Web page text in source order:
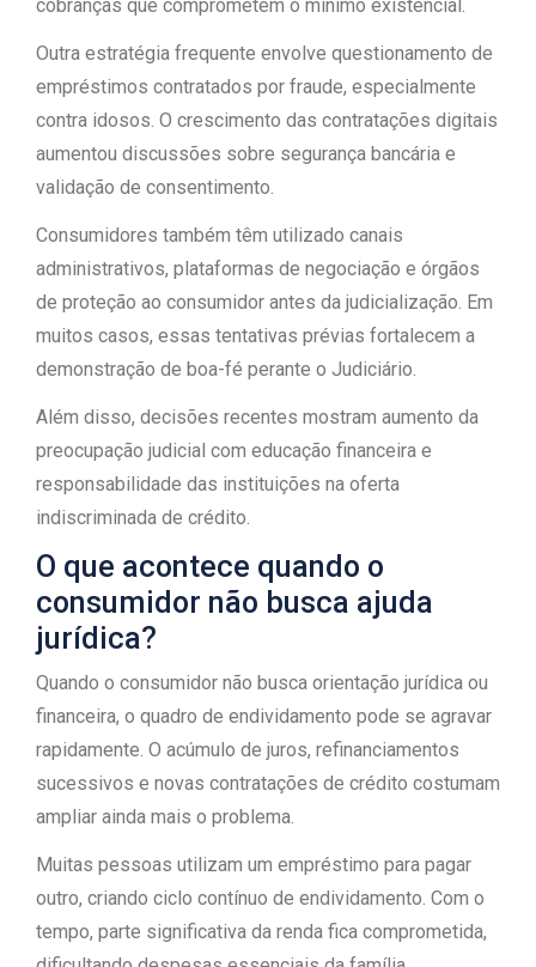
cobranças que comprometem o mínimo existencial.
Outra estratégia frequente envolve questionamento de
empréstimos contratados por fraude, especialmente
contra idosos. O crescimento das contratações digitais
aumentou discussões sobre segurança bancária e
validação de consentimento.
Consumidores também têm utilizado canais
administrativos, plataformas de negociação e órgãos
de proteção ao consumidor antes da judicialização. Em
muitos casos, essas tentativas prévias fortalecem a
demonstração de boa-fé perante o Judiciário.
Além disso, decisões recentes mostram aumento da
preocupação judicial com educação financeira e
responsabilidade das instituições na oferta
indiscriminada de crédito.
O que acontece quando o
consumidor não busca ajuda
jurídica?
Quando o consumidor não busca orientação jurídica ou
financeira, o quadro de endividamento pode se agravar
rapidamente. O acúmulo de juros, refinanciamentos
sucessivos e novas contratações de crédito costumam
ampliar ainda mais o problema.
Muitas pessoas utilizam um empréstimo para pagar
outro, criando ciclo contínuo de endividamento. Com o
tempo, parte significativa da renda fica comprometida,